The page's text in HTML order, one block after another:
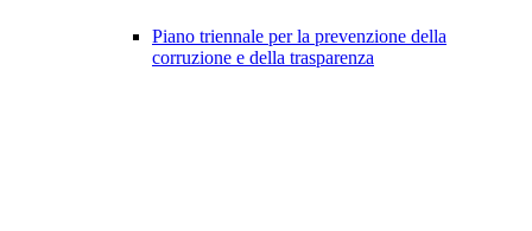
Piano triennale per la prevenzione della
corruzione e della trasparenza